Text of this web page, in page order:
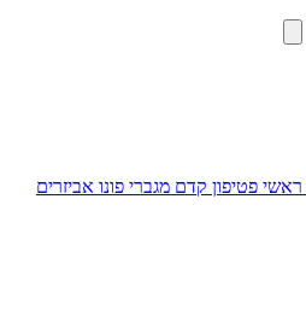
ראשי פטיפון קדם מגברי פונו אביזרים